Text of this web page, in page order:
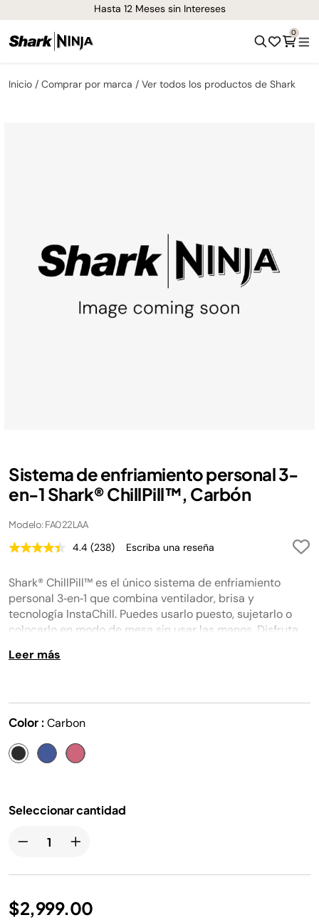
¡Envíos GRATIS de 1-3 días en todo el país!
0
Inicio Comprar por marca Ver todos los productos de Shark
Sistema de enfriamiento personal 3-
en-1 Shark® ChillPill™, Carbón
Modelo: FA022LAA
4.4 Lea
reseñas.
Enlace
en
la
misma
página.
(238) Escriba una reseña
Shark® ChillPill™ es el único sistema de enfriamiento
personal 3‑en‑1 que combina ventilador, brisa y
tecnología InstaChill. Puedes usarlo puesto, sujetarlo o
colocarlo en modo de mesa sin usar las manos. Disfruta
batería de larga duración, diseñada para mantenerte
Leer más
Color : Carbon
Seleccionar cantidad
$2,999.00